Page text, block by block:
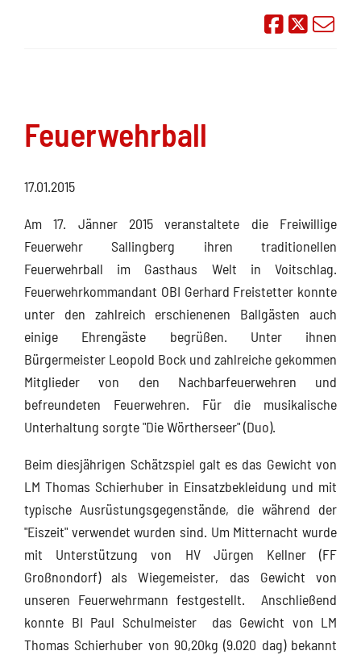
Auf
Feuerwehrball
17.01.2015
Am 17. Jänner 2015 veranstaltete die Freiwillige
Feuerwehr Sallingberg ihren traditionellen
Feuerwehrball im Gasthaus Welt in Voitschlag.
Feuerwehrkommandant OBI Gerhard Freistetter konnte
unter den zahlreich erschienenen Ballgästen auch
einige Ehrengäste begrüßen. Unter ihnen
Bürgermeister Leopold Bock und zahlreiche gekommen
Mitglieder von den Nachbarfeuerwehren und
befreundeten Feuerwehren. Für die musikalische
Unterhaltung sorgte "Die Wörtherseer" (Duo).
Beim diesjährigen Schätzspiel galt es das Gewicht von
LM Thomas Schierhuber in Einsatzbekleidung und mit
typische Ausrüstungsgegenstände, die während der
"Eiszeit" verwendet wurden sind. Um Mitternacht wurde
mit Unterstützung von HV Jürgen Kellner (FF
Großnondorf) als Wiegemeister, das Gewicht von
unseren Feuerwehrmann festgestellt. Anschließend
konnte BI Paul Schulmeister das Gewicht von LM
Thomas Schierhuber von 90,20kg (9.020 dag) bekannt